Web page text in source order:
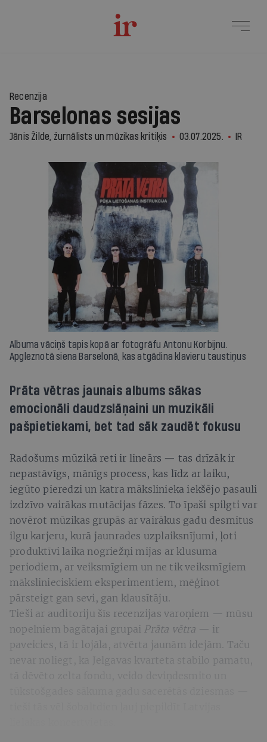
Recenzija
Barselonas sesijas
Jānis Žilde, žurnālists un mūzikas kritiķis 03.07.2025. IR
Albuma vāciņš tapis kopā ar fotogrāfu Antonu Korbijnu.
Apgleznotā siena Barselonā, kas atgādina klavieru taustiņus
Prāta vētras jaunais albums sākas
emocionāli daudzslāņaini un muzikāli
pašpietiekami, bet tad sāk zaudēt fokusu
Radošums mūzikā reti ir lineārs — tas drīzāk ir
nepastāvīgs, mānīgs process, kas līdz ar laiku,
iegūto pieredzi un katra mākslinieka iekšējo pasauli
izdzīvo vairākas mutācijas fāzes. To īpaši spilgti var
novērot mūzikas grupās ar vairākus gadu desmitus
ilgu karjeru, kurā jaunrades uzplaiksnījumi, ļoti
produktīvi laika nogriežņi mijas ar klusuma
periodiem, ar veiksmīgiem un ne tik veiksmīgiem
mākslinieciskiem eksperimentiem, mēģinot
pārsteigt gan sevi, gan klausītāju.
Tieši ar auditoriju šīs recenzijas varoņiem — mūsu
nopelniem bagātajai grupai Prāta vētra — ir
paveicies, tā ir lojāla, atvērta jaunām idejām. Taču
nevar noliegt, ka Jelgavas kvarteta stabilo pamatu,